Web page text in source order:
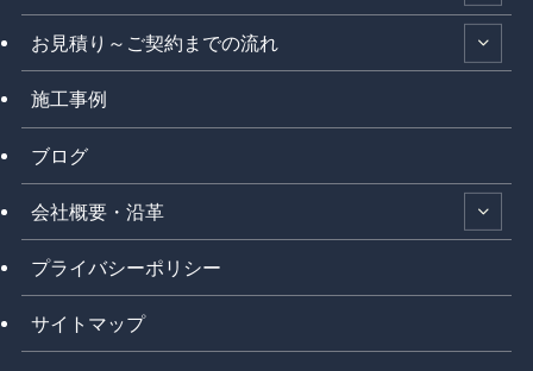
お見積り～ご契約までの流れ
施工事例
ブログ
会社概要・沿革
プライバシーポリシー
サイトマップ